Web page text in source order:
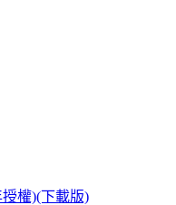
權)(下載版)